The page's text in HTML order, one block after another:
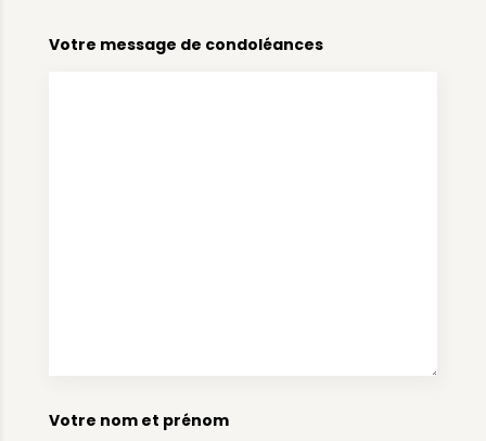
Votre message de condoléances
Votre nom et prénom